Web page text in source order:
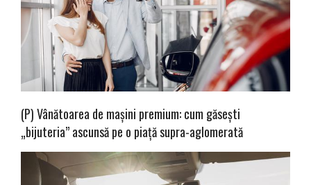
(P) Vânătoarea de mașini premium: cum găsești
„bijuteria” ascunsă pe o piață supra-aglomerată